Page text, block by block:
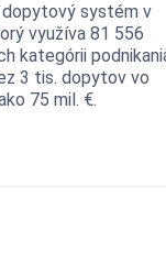
systém v
využíva 81 556
kategórii
3 tis. dopytov vo
75 mil. €.